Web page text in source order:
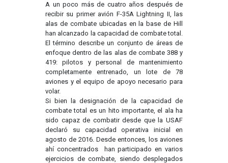
A un poco más de cuatro años después de
recibir su primer avión F-35A Lightning II, las
alas de combate ubicadas en la base de Hill
han alcanzado la capacidad de combate total.
El término describe un conjunto de áreas de
enfoque dentro de las alas de combate 388 y
419: pilotos y personal de mantenimiento
completamente entrenado, un lote de 78
aviones y el equipo de apoyo necesario para
volar.
Si bien la designación de la capacidad de
combate total es un hito importante, el ala ha
sido capaz de combatir desde que la USAF
declaró su capacidad operativa inicial en
agosto de 2016. Desde entonces, los aviones
ahí concentrados han participado en varios
ejercicios de combate, siendo desplegados